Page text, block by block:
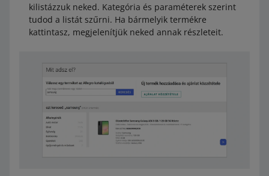
kilistázzuk neked. Kategória és paraméterek szerint
tudod a listát szűrni. Ha bármelyik termékre
kattintasz, megjelenítjük neked annak részleteit.